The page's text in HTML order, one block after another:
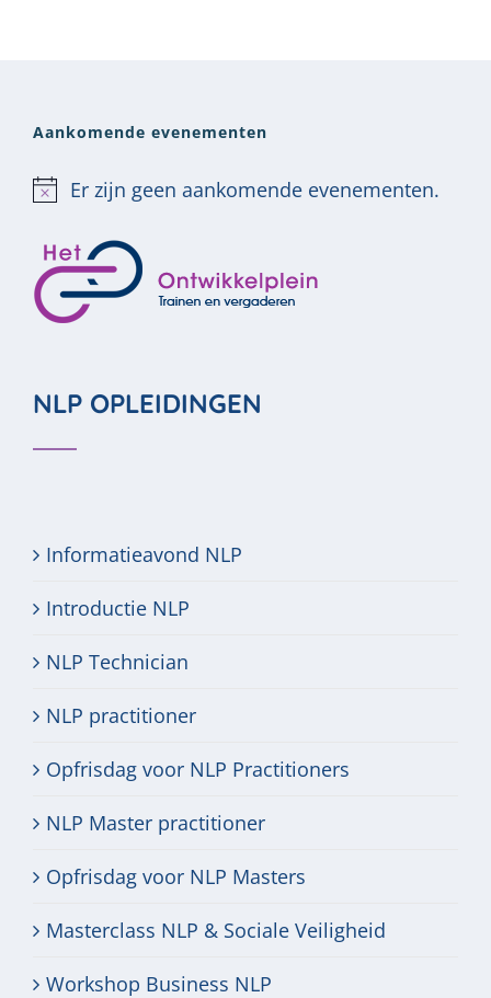
Aankomende evenementen
Bericht
Er zijn geen aankomende evenementen.
NLP OPLEIDINGEN
Informatieavond NLP
Introductie NLP
NLP Technician
NLP practitioner
Opfrisdag voor NLP Practitioners
NLP Master practitioner
Opfrisdag voor NLP Masters
Masterclass NLP & Sociale Veiligheid
Workshop Business NLP